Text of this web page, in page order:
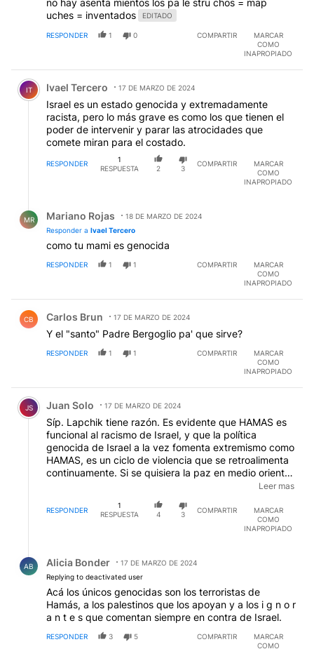
uches = inventados
EDITADO
RESPONDER 1 0 COMPARTIR
MARCAR
COMO
INAPROPIADO
Comentario de Ivael Tercero.
IT Ivael Tercero 17 DE MARZO DE 2024
Israel es un estado genocida y extremadamente
racista, pero lo más grave es como los que tienen el
poder de intervenir y parar las atrocidades que
comete miran para el costado.
RESPONDER
1
RESPUESTA
2 3
COMPARTIR
MARCAR
COMO
INAPROPIADO
MR Mariano Rojas
18 DE MARZO DE 2024
Responder a Ivael Tercero
como tu mami es genocida
RESPONDER 1 1 COMPARTIR
MARCAR
COMO
INAPROPIADO
CB Carlos Brun 17 DE MARZO DE 2024
Y el "santo" Padre Bergoglio pa' que sirve?
RESPONDER 1 1 COMPARTIR
MARCAR
COMO
INAPROPIADO
Comentario de Juan Solo.
JS Juan Solo 17 DE MARZO DE 2024
Síp. Lapchik tiene razón. Es evidente que HAMAS es
funcional al racismo de Israel, y que la política
genocida de Israel a la vez fomenta extremismo como
HAMAS, es un ciclo de violencia que se retroalimenta
continuamente. Si se quisiera la paz en medio oriente
habría que crear dos estados, EEUU debería dejar de
apoyar al Estado Genocida de Israel, y debería haber
tribunales internacionales que condenen a todos los
que cometieron crímenes de guerra. Pero no creo que
Leer mas
RESPONDER
1
RESPUESTA
4 3
COMPARTIR
MARCAR
COMO
INAPROPIADO
AB Alicia Bonder
17 DE MARZO DE 2024
Replying to deactivated user
Acá los únicos genocidas son los terroristas de
Hamás, a los palestinos que los apoyan y a los i g n o r
a n t e s que comentan siempre en contra de Israel.
RESPONDER 3 5 COMPARTIR
MARCAR
COMO